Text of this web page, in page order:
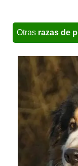
Otras razas de